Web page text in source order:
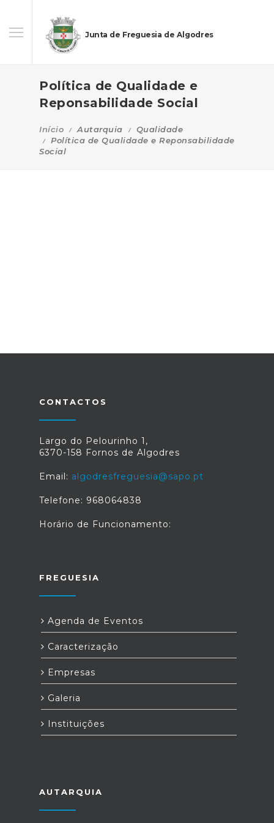
Junta de Freguesia de Algodres
Política de Qualidade e
Reponsabilidade Social
Início Autarquia
Qualidade
Política de Qualidade e Reponsabilidade
Social
CONTACTOS
Largo do Pelourinho 1,
6370-158 Fornos de Algodres
Email: algodresfreguesia@sapo.pt
Telefone: 968064838
Horário de Funcionamento:
FREGUESIA
Agenda de Eventos
Caracterização
Empresas
Galeria
Instituições
AUTARQUIA